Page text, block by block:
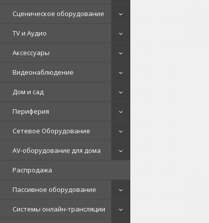
Сценическое оборудование
TV и Аудио
Аксессуары
Видеонаблюдение
Дом и сад
Периферия
Сетевое Оборудование
AV-оборудование для дома
Распродажа
Пассивное оборудование
Системы онлайн-трансляции